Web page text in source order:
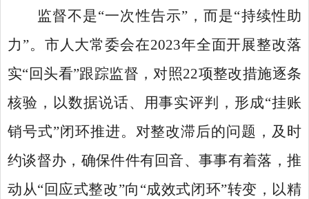
监督不是“一次性告示”，而是“持续性助
力”。市人大常委会在2023年全面开展整改落
实“回头看”跟踪监督，对照22项整改措施逐条
核验，以数据说话、用事实评判，形成“挂账
销号式”闭环推进。对整改滞后的问题，及时
约谈督办，确保件件有回音、事事有着落，推
动从“回应式整改”向“成效式闭环”转变，以精